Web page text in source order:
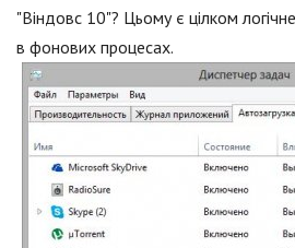
"Віндовс 10"? Цьому є цілком
в фонових процесах.